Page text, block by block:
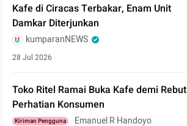
Kafe di Ciracas Terbakar, Enam Unit
Damkar Diterjunkan
kumparanNEWS
28 Jul 2026
Toko Ritel Ramai Buka Kafe demi Rebut
Perhatian Konsumen
Kiriman Pengguna Emanuel R Handoyo